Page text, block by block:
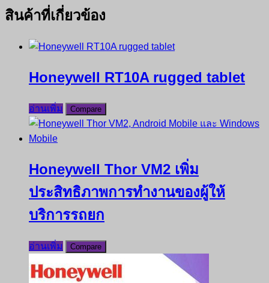
สินค้าที่เกี่ยวข้อง
Honeywell RT10A rugged tablet
อ่านเพิ่ม Compare
Honeywell Thor VM2 เพิ่ม
ประสิทธิภาพการทำงานของผู้ให้
บริการรถยก
อ่านเพิ่ม Compare